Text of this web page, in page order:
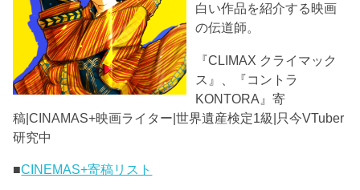
白い作品を紹介する映画
の伝道師。
『CLIMAX クライマック
ス』、『コントラ
KONTORA』寄
稿|CINAMAS+映画ライター|世界遺産検定1級|只今VTuber
研究中
■CINEMAS+寄稿リスト